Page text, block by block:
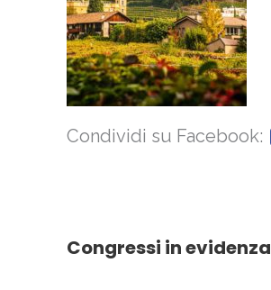
Condividi su Facebook:
Congressi in evidenza